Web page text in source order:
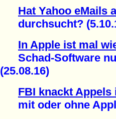
Hat Yahoo eMails
durchsucht?
In Apple ist mal
Schad-Software
(25.08.16)
FBI knackt Appels
mit oder ohne